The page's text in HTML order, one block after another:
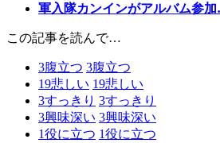
軍入隊カンインがアルバム参
この記事を読んで…
3腹立つ 3腹立つ
19悲しい 19悲しい
3すっきり 3すっきり
3興味深い 3興味深い
1役に立つ 1役に立つ